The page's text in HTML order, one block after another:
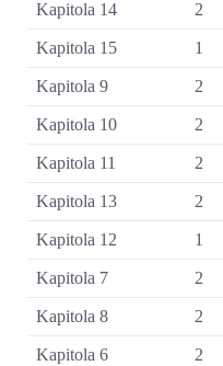
Kapitola 14 2
Kapitola 15 1
Kapitola 9 2
Kapitola 10 2
Kapitola 11 2
Kapitola 13 2
Kapitola 12 1
Kapitola 7 2
Kapitola 8 2
Kapitola 6 2